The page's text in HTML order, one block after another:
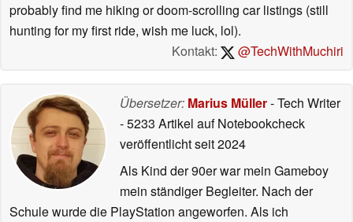
probably find me hiking or doom-scrolling car listings (still
hunting for my first ride, wish me luck, lol).
Kontakt:
@TechWithMuchiri
Übersetzer: Marius Müller- Tech Writer
- 5233 Artikel auf Notebookcheck
veröffentlichtseit 2024
Als Kind der 90er war mein Gameboy
mein ständiger Begleiter. Nach der
Schule wurde die PlayStation angeworfen. Als ich